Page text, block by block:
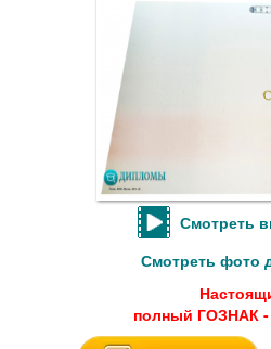
Смотреть
Смотреть фото
полный ГОЗНАК -